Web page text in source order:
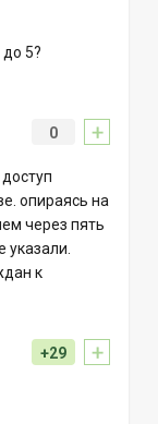
5?
+
0
опираясь на
через пять
к
+
+29